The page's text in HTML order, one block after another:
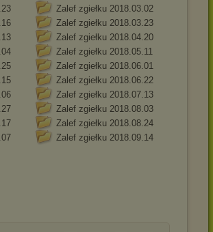
Zalef zgiełku 2018.03.02
Zalef zgiełku 2018.03.23
Zalef zgiełku 2018.04.20
Zalef zgiełku 2018.05.11
Zalef zgiełku 2018.06.01
Zalef zgiełku 2018.06.22
Zalef zgiełku 2018.07.13
Zalef zgiełku 2018.08.03
Zalef zgiełku 2018.08.24
Zalef zgiełku 2018.09.14